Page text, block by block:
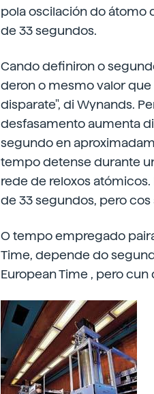
pola oscilación do átomo
de 33 segundos.
Cando definiron o
deron o mesmo valor
disparate", di Wynands.
desfasamento aumenta
segundo en
tempo detense durante
rede de reloxos
de 33 segundos, pero
O tempo empregado
Time, depende do
European Time , pero